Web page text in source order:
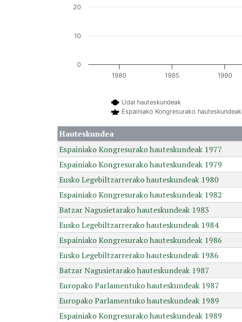
Udal hauteskundeak
Espainiako Kongresurako hauteskundeak
1980 1985 1990
0
10
20
Hauteskundea
Espainiako Kongresurako hauteskundeak 1977
Espainiako Kongresurako hauteskundeak 1979
Eusko Legebiltzarrerako hauteskundeak 1980
Espainiako Kongresurako hauteskundeak 1982
Batzar Nagusietarako hauteskundeak 1983
Eusko Legebiltzarrerako hauteskundeak 1984
Espainiako Kongresurako hauteskundeak 1986
Eusko Legebiltzarrerako hauteskundeak 1986
Batzar Nagusietarako hauteskundeak 1987
Europako Parlamentuko hauteskundeak 1987
Europako Parlamentuko hauteskundeak 1989
Espainiako Kongresurako hauteskundeak 1989